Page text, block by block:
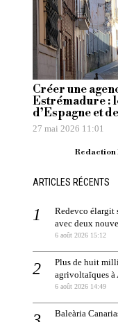
Créer une
Estrémadure :
d’Espagne et
27 mai 2026 11:01
Redaction
ARTICLES RÉCENTS
Redevco élargit
avec deux
6 août 2026 15:12
Plus de huit
agrivoltaïques à
6 août 2026 14:49
Baleària